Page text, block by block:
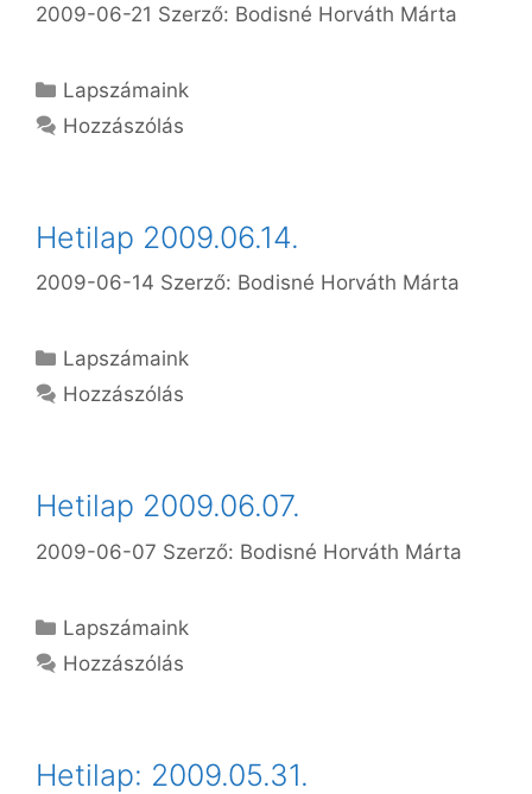
2009-06-21 Szerző: Bodisné Horváth Márta
Kategória
Lapszámaink
Hozzászólás
Hetilap 2009.06.14.
2009-06-14 Szerző: Bodisné Horváth Márta
Kategória
Lapszámaink
Hozzászólás
Hetilap 2009.06.07.
2009-06-07 Szerző: Bodisné Horváth Márta
Kategória
Lapszámaink
Hozzászólás
Hetilap: 2009.05.31.